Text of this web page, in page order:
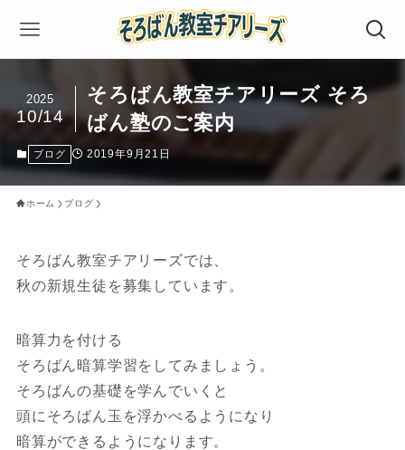
そろばん教室チアリーズ そろ
ばん塾のご案内
2025
10/14
ブログ 2019年9月21日
ホーム ブログ
そろばん教室チアリーズでは、
秋の新規生徒を募集しています。
暗算力を付ける
そろばん暗算学習をしてみましょう。
そろばんの基礎を学んでいくと
頭にそろばん玉を浮かべるようになり
暗算ができるようになります。